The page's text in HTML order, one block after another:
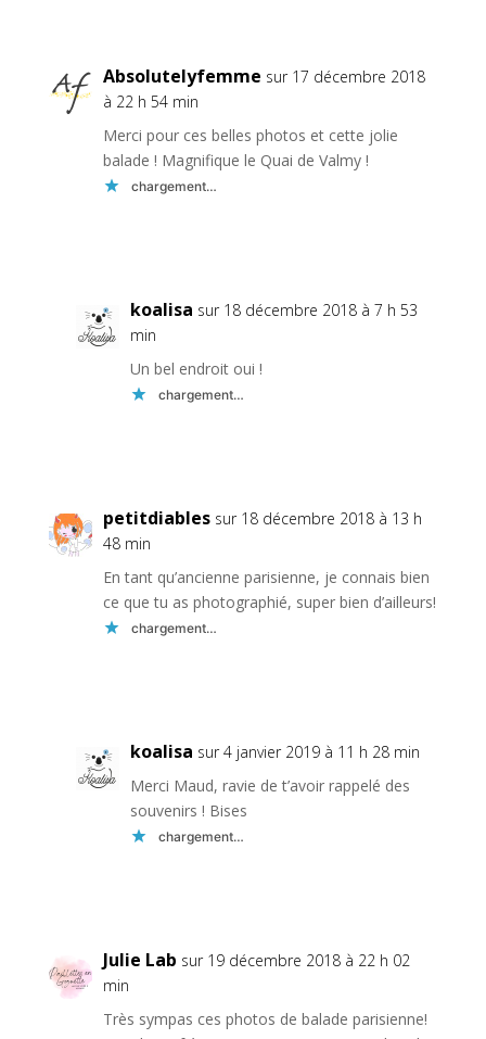
Absolutelyfemme sur 17 décembre 2018
à 22 h 54 min
Merci pour ces belles photos et cette jolie
balade ! Magnifique le Quai de Valmy !
chargement…
koalisa sur 18 décembre 2018 à 7 h 53
min
Un bel endroit oui !
chargement…
petitdiables sur 18 décembre 2018 à 13 h
48 min
En tant qu’ancienne parisienne, je connais bien
ce que tu as photographié, super bien d’ailleurs!
chargement…
koalisa sur 4 janvier 2019 à 11 h 28 min
Merci Maud, ravie de t’avoir rappelé des
souvenirs ! Bises
chargement…
Julie Lab sur 19 décembre 2018 à 22 h 02
min
Très sympas ces photos de balade parisienne!